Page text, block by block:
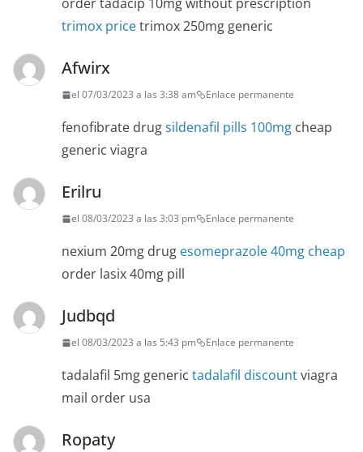
trimox pricetrimox 250mg generic
Afwirx
el 07/03/2023 a las 3:38 am Enlace permanente
fenofibrate drugsildenafil pills 100mg cheap
generic viagra
Erilru
el 08/03/2023 a las 3:03 pm Enlace permanente
nexium 20mg drug esomeprazole 40mg cheap
order lasix 40mg pill
Judbqd
el 08/03/2023 a las 5:43 pm Enlace permanente
tadalafil 5mg generic tadalafil discountviagra
mail order usa
Ropaty